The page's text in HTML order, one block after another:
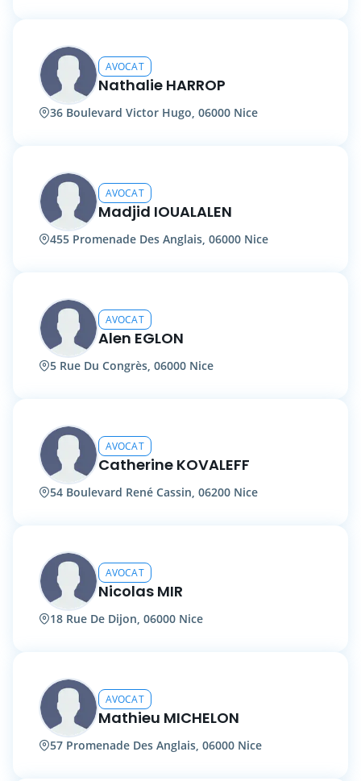
AVOCAT
Nathalie HARROP
36 Boulevard Victor Hugo, 06000 Nice
AVOCAT
Madjid IOUALALEN
455 Promenade Des Anglais, 06000 Nice
AVOCAT
Alen EGLON
5 Rue Du Congrès, 06000 Nice
AVOCAT
Catherine KOVALEFF
54 Boulevard René Cassin, 06200 Nice
AVOCAT
Nicolas MIR
18 Rue De Dijon, 06000 Nice
AVOCAT
Mathieu MICHELON
57 Promenade Des Anglais, 06000 Nice